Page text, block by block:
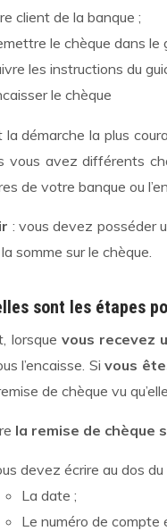
client de la banque ;
le chèque dans le
les instructions du
le chèque
la démarche la plus
vous avez différents
de votre banque ou
: vous devez posséder
somme sur le chèque.
sont les étapes
lorsque vous recevez
l’encaisse. Si vous
de chèque vu
la remise de chèque
devez écrire au dos du
La date ;
Le numéro de compte